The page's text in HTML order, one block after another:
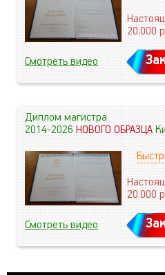
20.000
Смотреть видео
Диплом магистра
2014-2026НОВОГО ОБРАЗЦА
20.000
Смотреть видео